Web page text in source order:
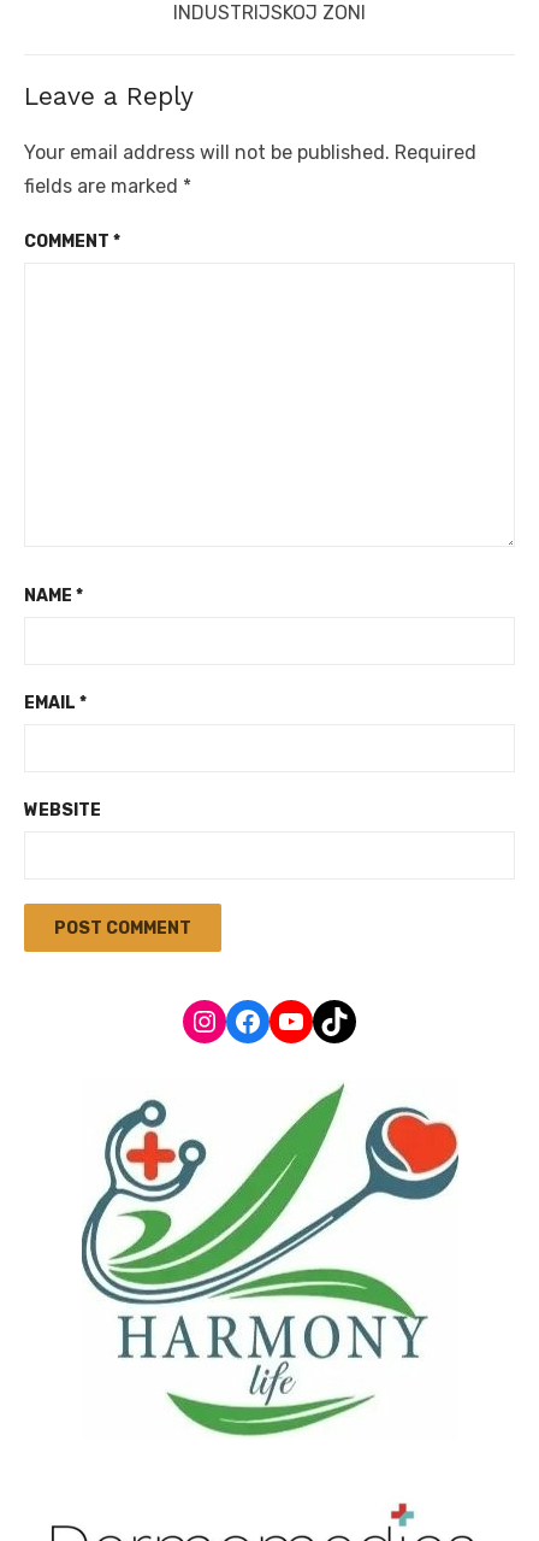
INDUSTRIJSKOJ ZONI
Leave a Reply
Your email address will not be published. Required
fields are marked *
COMMENT *
NAME *
EMAIL *
WEBSITE
Instagram
Facebook
YouTube
TikTok